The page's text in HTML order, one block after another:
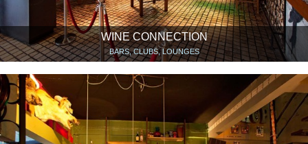
WINE CONNECTION
BARS, CLUBS, LOUNGES